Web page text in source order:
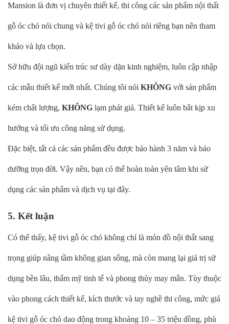
Mansion là đơn vị chuyên thiết kế, thi công các sản phẩm nội thất
gỗ óc chó nói chung và kệ tivi gỗ óc chó nói riêng bạn nên tham
khảo và lựa chọn.
Sở hữu đội ngũ kiến trúc sư dày dặn kinh nghiệm, luôn cập nhập
các mẫu thiết kế mới nhất. Chúng tôi nói KHÔNG với sản phẩm
kém chất lượng, KHÔNG lạm phát giá. Thiết kế luôn bắt kịp xu
hướng và tối ưu công năng sử dụng.
Đặc biệt, tất cả các sản phẩm đều được bảo hành 3 năm và bảo
dưỡng trọn đời. Vậy nên, bạn có thể hoàn toàn yên tâm khi sử
dụng các sản phẩm và dịch vụ tại đây.
5. Kết luận
Có thể thấy, kệ tivi gỗ óc chó không chỉ là món đồ nội thất sang
trọng giúp nâng tầm không gian sống, mà còn mang lại giá trị sử
dụng bền lâu, thẩm mỹ tinh tế và phong thủy may mắn. Tùy thuộc
vào phong cách thiết kế, kích thước và tay nghề thi công, mức giá
kệ tivi gỗ óc chó dao động trong khoảng 10 – 35 triệu đồng, phù